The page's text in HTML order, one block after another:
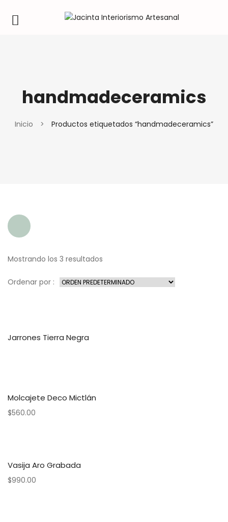
handmadeceramics
Inicio > Productos etiquetados “handmadeceramics”
Mostrando los 3 resultados
Ordenar por :
Jarrones Tierra Negra
Molcajete Deco Mictlán
$560.00
Vasija Aro Grabada
$990.00